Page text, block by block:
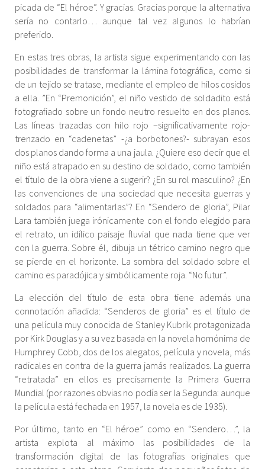
picada de “El héroe”. Y gracias. Gracias porque la alternativa
sería no contarlo… aunque tal vez algunos lo habrían
preferido.
En estas tres obras, la artista sigue experimentando con las
posibilidades de transformar la lámina fotográfica, como si
de un tejido se tratase, mediante el empleo de hilos cosidos
a ella. ”En “Premonición”, el niño vestido de soldadito está
fotografiado sobre un fondo neutro resuelto en dos planos.
Las líneas trazadas con hilo rojo –significativamente rojo-
trenzado en “cadenetas” -¿a borbotones?- subrayan esos
dos planos dando forma a una jaula. ¿Quiere eso decir que el
niño está atrapado en su destino de soldado, como también
el título de la obra viene a sugerir? ¿En su rol masculino? ¿En
las convenciones de una sociedad que necesita guerras y
soldados para “alimentarlas”? En “Sendero de gloria”, Pilar
Lara también juega irónicamente con el fondo elegido para
el retrato, un idílico paisaje fluvial que nada tiene que ver
con la guerra. Sobre él, dibuja un tétrico camino negro que
se pierde en el horizonte. La sombra del soldado sobre el
camino es paradójica y simbólicamente roja. “No futur”.
La elección del título de esta obra tiene además una
connotación añadida: “Senderos de gloria” es el título de
una película muy conocida de Stanley Kubrik protagonizada
por Kirk Douglas y a su vez basada en la novela homónima de
Humphrey Cobb, dos de los alegatos, película y novela, más
radicales en contra de la guerra jamás realizados. La guerra
“retratada” en ellos es precisamente la Primera Guerra
Mundial (por razones obvias no podía ser la Segunda: aunque
la película está fechada en 1957, la novela es de 1935).
Por último, tanto en “El héroe” como en “Sendero…”, la
artista explota al máximo las posibilidades de la
transformación digital de las fotografías originales que